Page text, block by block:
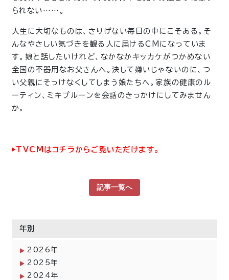
られない……。
人生に大切なものは、さりげない毎日の中にこそある。そ
んなやさしい気づきを観る人に届けるCMになっていま
す。娘と話したいけれど、なかなかキッカケがつかめない
全国の不器用なお父さんへ。決して嫌いじゃないのに、つ
い父親にそっけなくしてしまう娘たちへ。家族の健康のル
ーティン、ミキプルーンを会話のきっかけにしてみません
か。
▶︎TVCMはコチラからご覧いただけます。
記事一覧へ
年別
2026年
2025年
2024年